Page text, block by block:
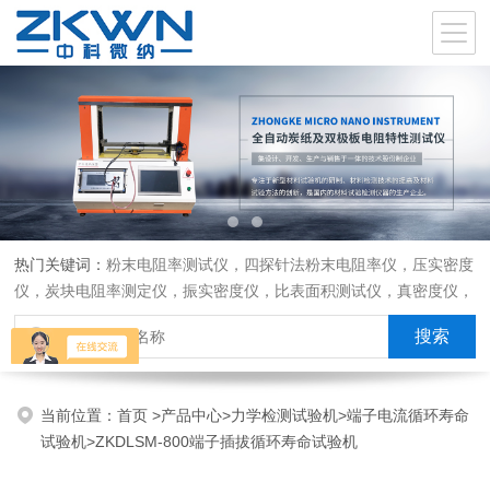
热门关键词：粉末电阻率测试仪，四探针法粉末电阻率仪，压实密度
仪，炭块电阻率测定仪，振实密度仪，比表面积测试仪，真密度仪，
炭块热膨胀仪，炭块透气率仪，炭块二氧化碳反应测定仪
当前位置：首页>产品中心>力学检测试验机>端子电流循环寿命
试验机>ZKDLSM-800端子插拔循环寿命试验机